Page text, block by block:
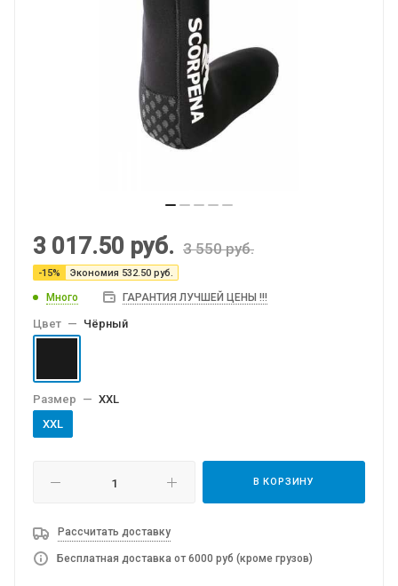
3 017.50 руб. 3 550руб.
-15% Экономия 532.50 руб.
Много ГАРАНТИЯ ЛУЧШЕЙ ЦЕНЫ !!!
Цвет — Чёрный
Размер — XXL
XXL
В КОРЗИНУ
Рассчитать доставку
Бесплатная доставка от 6000 руб (кроме грузов)